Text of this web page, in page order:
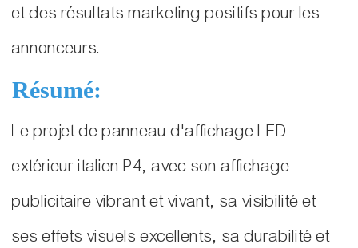
et des résultats marketing positifs pour les
annonceurs.
Résumé:
Le projet de panneau d'affichage LED
extérieur italien P4, avec son affichage
publicitaire vibrant et vivant, sa visibilité et
ses effets visuels excellents, sa durabilité et